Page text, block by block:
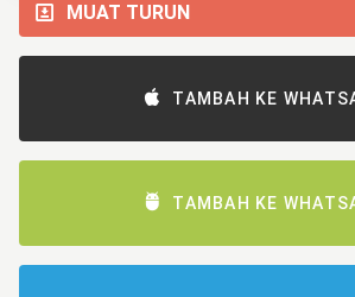
MUAT TURUN
TAMBAH KE
TAMBAH KE